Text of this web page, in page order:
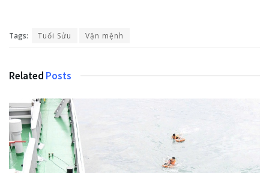
Tags: Tuổi Sửu Vận mệnh
Related Posts